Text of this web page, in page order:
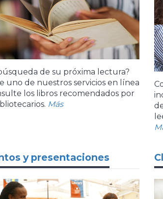
de su próxima lectura?
uno de nuestros servicios en línea
los libros recomendados por
Más
y presentaciones